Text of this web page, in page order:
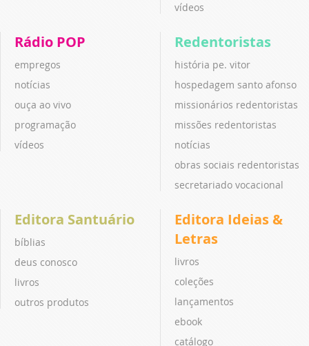
vídeos
Rádio POP
empregos
notícias
ouça ao vivo
programação
vídeos
Redentoristas
história pe. vitor
hospedagem santo afonso
missionários redentoristas
missões redentoristas
notícias
obras sociais redentoristas
secretariado vocacional
Editora Santuário
bíblias
deus conosco
livros
outros produtos
Editora Ideias &
Letras
livros
coleções
lançamentos
ebook
catálogo